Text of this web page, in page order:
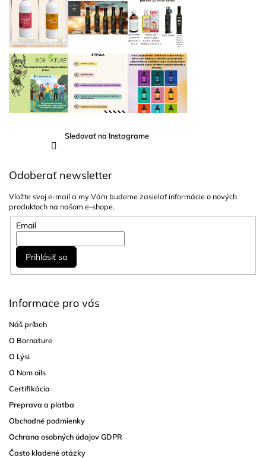
u
Sledovať na Instagrame
Odoberať newsletter
Vložte svoj e-mail a my Vám budeme zasielať informácie o nových
produktoch na našom e-shope.
Email
Prihlásiť sa
Informace pro vás
Náš príbeh
O Bornature
O Lýsi
O Nom oils
Certifikácia
Preprava a platba
Obchodné podmienky
Ochrana osobných údajov GDPR
Často kladené otázky